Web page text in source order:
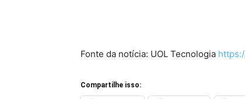
Fonte da notícia: UOL Tecnologia
Compartilhe isso: